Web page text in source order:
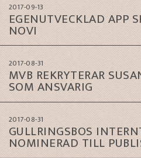
2017-09-13
EGENUTVECKLAD APP
NOVI
2017-08-31
MVB REKRYTERAR
SOM ANSVARIG
2017-08-31
GULLRINGSBOS
NOMINERAD TILL